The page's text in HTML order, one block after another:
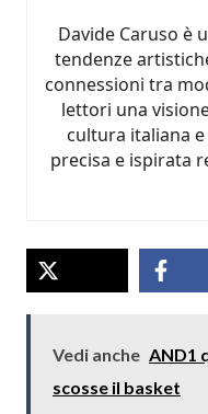
Davide Caruso è
tendenze
connessioni tra
lettori una
cultura italiana
precisa e ispirata
Vedi anche AND1
scosse il basket